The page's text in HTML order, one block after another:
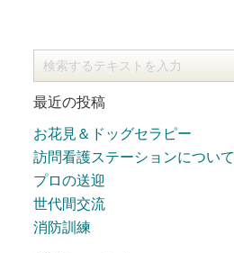
最近の投稿
お花見＆ドッグセラピー
訪問看護ステーションについて
プロの送迎
世代間交流
消防訓練